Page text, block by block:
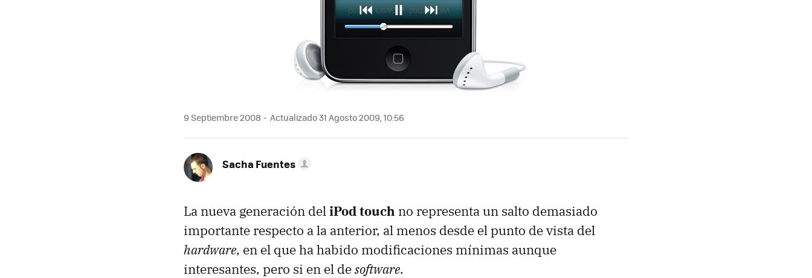
9 Septiembre 2008 Actualizado 31 Agosto 2009, 10:56
Sacha Fuentes
La nueva generación deliPod touch no representa un salto demasiado
importante respecto a la anterior, al menos desde el punto de vista del
hardware, en el que ha habido modificaciones mínimas aunque
interesantes, pero si en el desoftware.